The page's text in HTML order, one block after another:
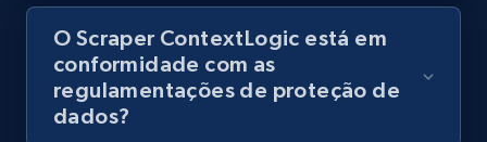
Youtube - Videos posts - Discovery videos
by podcast url
URL, Title, Youtuber, Youtuber md5, Video url,
Video length, Likes, Views, and more.
O Scraper ContextLogic está em
conformidade com as
regulamentações de proteção de
dados?